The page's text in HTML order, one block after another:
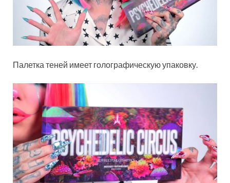
Палетка теней имеет голографическую упаковку.